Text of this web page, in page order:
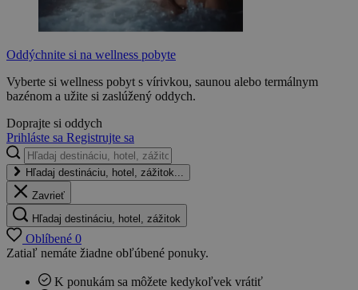
Oddýchnite si na wellness pobyte
Vyberte si wellness pobyt s vírivkou, saunou alebo termálnym
bazénom a užite si zaslúžený oddych.
Doprajte si oddych
Prihláste sa Registrujte sa
Hľadaj destináciu, hotel, zážitok...
Zavrieť
Hľadaj destináciu, hotel, zážitok
Oblíbené 0
Zatiaľ nemáte žiadne obľúbené ponuky.
K ponukám sa môžete kedykoľvek vrátiť